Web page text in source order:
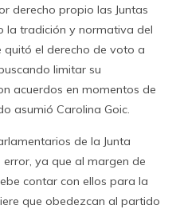
derecho propio las Juntas
la tradición y normativa del
quitó el derecho de voto a
limitar su
acuerdos en momentos de
asumió Carolina Goic.
de la Junta
ya que al margen de
contar con ellos para la
que obedezcan al partido